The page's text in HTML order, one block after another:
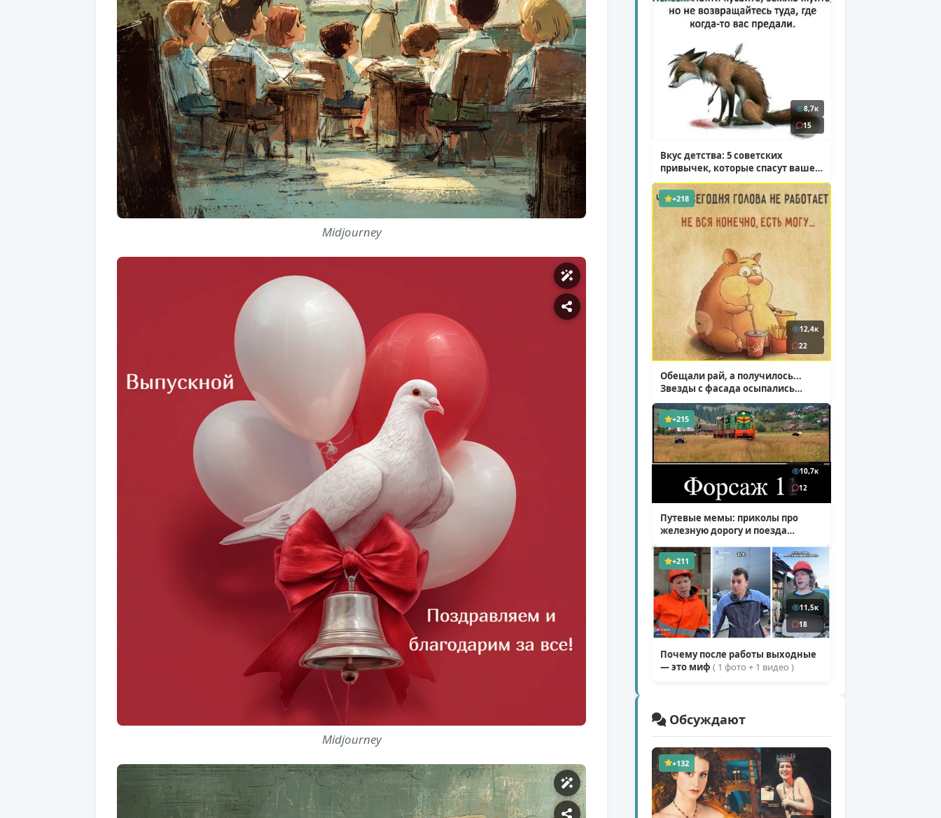
Midjourney
Midjourney
8,7к
15
Вкус детства: 5 советских
привычек, которые спасут ваше
здоровье( 2 фото )
+218
12,4к
22
Обещали рай, а получилось...
Звезды с фасада осыпались
( 14 фото )
+215
10,7к
12
Путевые мемы: приколы про
железную дорогу и поезда
+211
11,5к
18
Почему после работы выходные
— это миф ( 1 фото + 1 видео )
Обсуждают
+132